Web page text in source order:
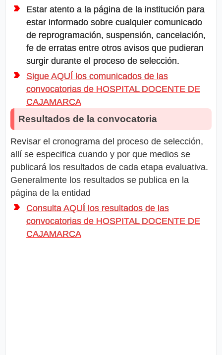
Estar atento a la página de la institución para
estar informado sobre cualquier comunicado
de reprogramación, suspensión, cancelación,
fe de erratas entre otros avisos que pudieran
surgir durante el proceso de selección.
Sigue AQUÍ los comunicados de las
convocatorias de HOSPITAL DOCENTE DE
CAJAMARCA
Resultados de la convocatoria
Revisar el cronograma del proceso de selección,
allí se especifica cuando y por que medios se
publicará los resultados de cada etapa evaluativa.
Generalmente los resultados se publica en la
página de la entidad
Consulta AQUÍ los resultados de las
convocatorias de HOSPITAL DOCENTE DE
CAJAMARCA